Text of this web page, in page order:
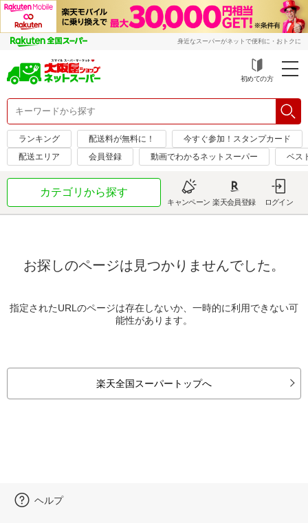
身近なスーパーがネットで便利に・おトクに
初めての方
ランキング 配送料が無料に！
今すぐ参加！スタンプカード
配送エリア
会員登録 動画でわかるネットスーパー ベス
カテゴリから探す
キャンペーン 楽天会員登録 ログイン
お探しのページは見つかりませんでした。
指定されたURLのページは存在しないか、一時的に利用できない可
能性があります。
楽天全国スーパートップへ
ヘルプ